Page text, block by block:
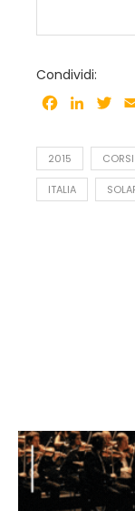
Condividi:
Facebook
2015
ITALIA